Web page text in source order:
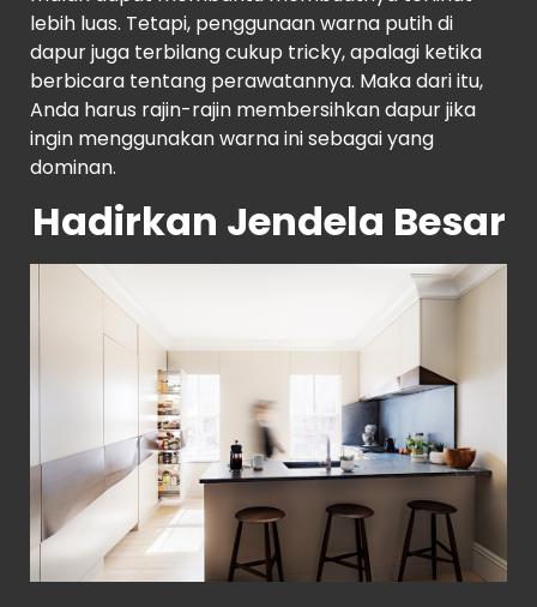
lebih luas. Tetapi, penggunaan warna putih di
dapur juga terbilang cukup tricky, apalagi ketika
berbicara tentang perawatannya. Maka dari itu,
Anda harus rajin-rajin membersihkan dapur jika
ingin menggunakan warna ini sebagai yang
dominan.
Hadirkan Jendela Besar